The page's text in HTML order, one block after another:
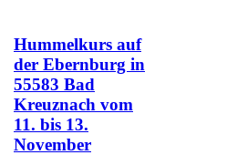
Hummelkurs auf
der Ebernburg in
55583 Bad
Kreuznach vom
11. bis 13.
November